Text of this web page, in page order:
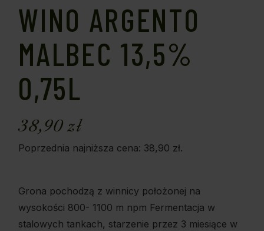
WINO ARGENTO
MALBEC 13,5%
0,75L
38,90zł
Poprzednia najniższa cena: 38,90 zł.
Grona pochodzą z winnicy położonej na
wysokości 800- 1100 m npm Fermentacja w
stalowych tankach, starzenie przez 3 miesiące w